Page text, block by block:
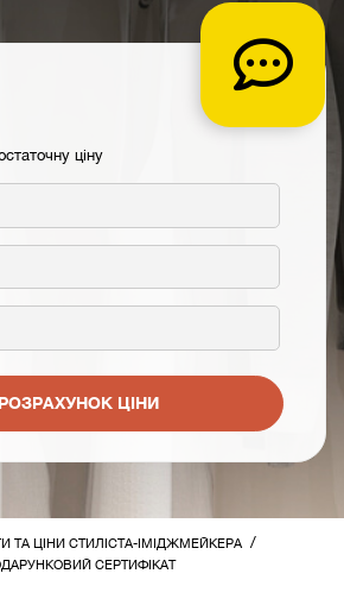
ціну
РОЗРАХУНОК ЦІНИ
ТА ЦІНИ СТИЛІСТА-ІМІДЖМЕЙКЕРА /
СЕРТИФІКАТ